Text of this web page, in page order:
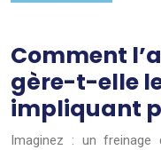
Comment
gère-t-elle
impliquant
Imaginez : un freinage